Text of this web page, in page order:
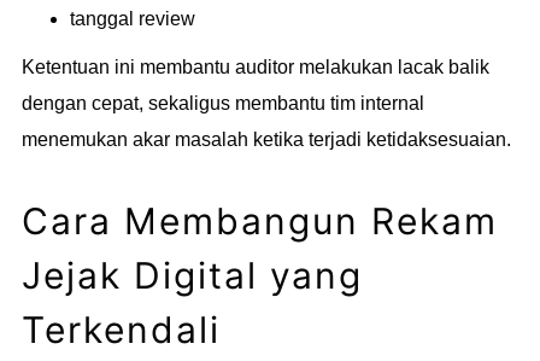
tanggal review
Ketentuan ini membantu auditor melakukan lacak balik
dengan cepat, sekaligus membantu tim internal
menemukan akar masalah ketika terjadi ketidaksesuaian.
Cara Membangun Rekam
Jejak Digital yang
Terkendali